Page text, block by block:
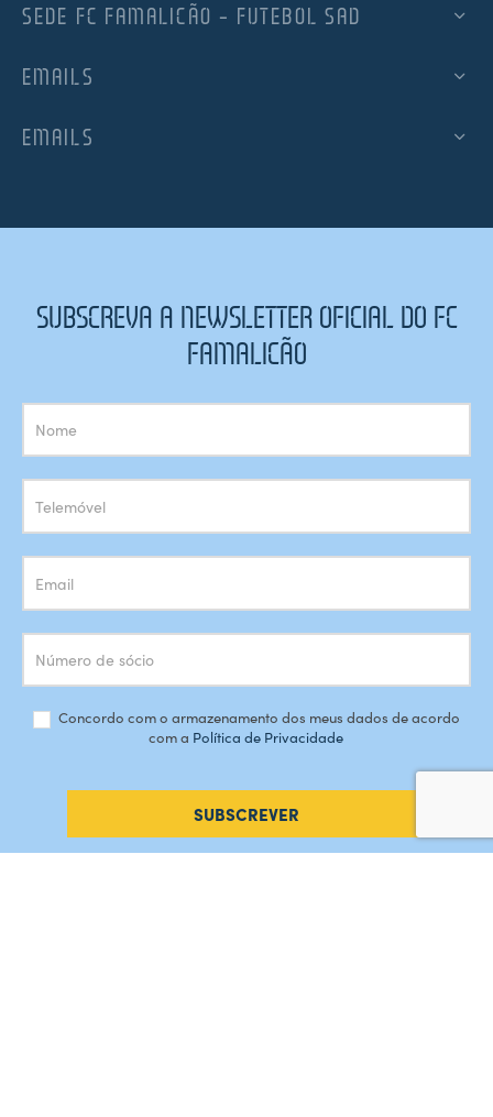
SEDE FC FAMALICÃO – FUTEBOL SAD
EMAILS
EMAILS
SUBSCREVA A NEWSLETTER OFICIAL DO FC
FAMALICÃO
Subscrição
Newsletter
Concordo com o armazenamento dos meus dados de acordo
com a Política de Privacidade
SUBSCREVER